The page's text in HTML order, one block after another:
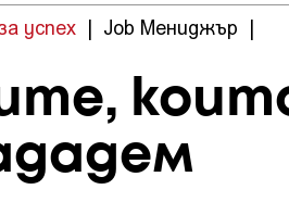
успех | Job Мениджър |